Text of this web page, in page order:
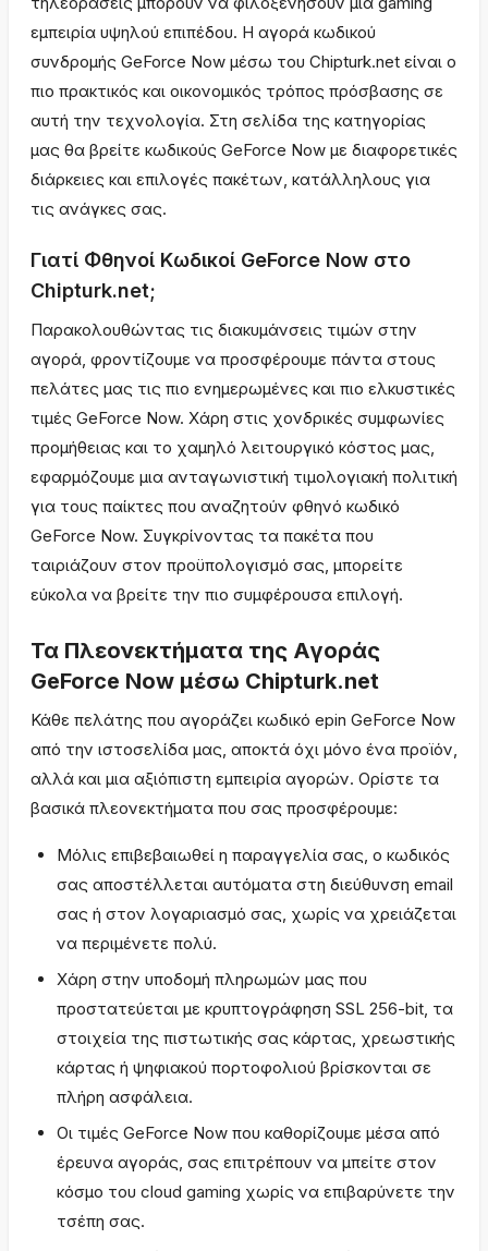
εμπειρία υψηλού επιπέδου. Η αγορά κωδικού
συνδρομής GeForce Now μέσω του Chipturk.net είναι ο
πιο πρακτικός και οικονομικός τρόπος πρόσβασης σε
αυτή την τεχνολογία. Στη σελίδα της κατηγορίας
μας θα βρείτε κωδικούς GeForce Now με διαφορετικές
διάρκειες και επιλογές πακέτων, κατάλληλους για
τις ανάγκες σας.
Γιατί Φθηνοί Κωδικοί GeForce Now στο
Chipturk.net;
Παρακολουθώντας τις διακυμάνσεις τιμών στην
αγορά, φροντίζουμε να προσφέρουμε πάντα στους
πελάτες μας τις πιο ενημερωμένες και πιο ελκυστικές
τιμές GeForce Now. Χάρη στις χονδρικές συμφωνίες
προμήθειας και το χαμηλό λειτουργικό κόστος μας,
εφαρμόζουμε μια ανταγωνιστική τιμολογιακή πολιτική
για τους παίκτες που αναζητούν φθηνό κωδικό
GeForce Now. Συγκρίνοντας τα πακέτα που
ταιριάζουν στον προϋπολογισμό σας, μπορείτε
εύκολα να βρείτε την πιο συμφέρουσα επιλογή.
Τα Πλεονεκτήματα της Αγοράς
GeForce Now μέσω Chipturk.net
Κάθε πελάτης που αγοράζει κωδικό epin GeForce Now
από την ιστοσελίδα μας, αποκτά όχι μόνο ένα προϊόν,
αλλά και μια αξιόπιστη εμπειρία αγορών. Ορίστε τα
βασικά πλεονεκτήματα που σας προσφέρουμε:
Μόλις επιβεβαιωθεί η παραγγελία σας, ο κωδικός
σας αποστέλλεται αυτόματα στη διεύθυνση email
σας ή στον λογαριασμό σας, χωρίς να χρειάζεται
να περιμένετε πολύ.
Χάρη στην υποδομή πληρωμών μας που
προστατεύεται με κρυπτογράφηση SSL 256-bit, τα
στοιχεία της πιστωτικής σας κάρτας, χρεωστικής
κάρτας ή ψηφιακού πορτοφολιού βρίσκονται σε
πλήρη ασφάλεια.
Οι τιμές GeForce Now που καθορίζουμε μέσα από
έρευνα αγοράς, σας επιτρέπουν να μπείτε στον
κόσμο του cloud gaming χωρίς να επιβαρύνετε την
τσέπη σας.